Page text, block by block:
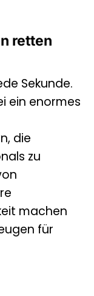
retten
Sekunde.
ein enormes
die
zu
machen
für